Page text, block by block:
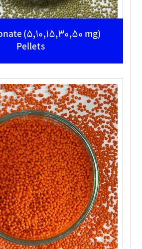
(5,10,15,30,50 mg)
Pellets